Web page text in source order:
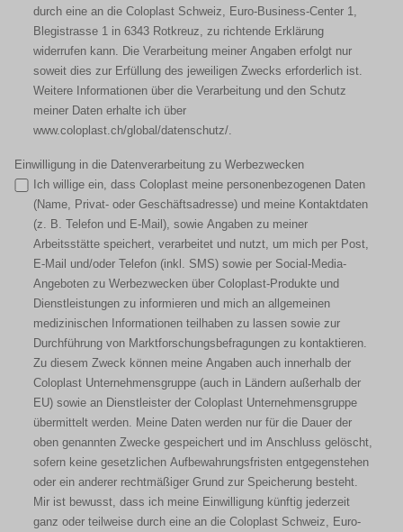
durch eine an die Coloplast Schweiz, Euro-Business-Center 1,
Blegistrasse 1 in 6343 Rotkreuz, zu richtende Erklärung
widerrufen kann. Die Verarbeitung meiner Angaben erfolgt nur
soweit dies zur Erfüllung des jeweiligen Zwecks erforderlich ist.
Weitere Informationen über die Verarbeitung und den Schutz
meiner Daten erhalte ich über
www.coloplast.ch/global/datenschutz/.
Einwilligung in die Datenverarbeitung zu Werbezwecken
Ich willige ein, dass Coloplast meine personenbezogenen Daten
(Name, Privat- oder Geschäftsadresse) und meine Kontaktdaten
(z. B. Telefon und E-Mail), sowie Angaben zu meiner
Arbeitsstätte speichert, verarbeitet und nutzt, um mich per Post,
E-Mail und/oder Telefon (inkl. SMS) sowie per Social-Media-
Angeboten zu Werbezwecken über Coloplast-Produkte und
Dienstleistungen zu informieren und mich an allgemeinen
medizinischen Informationen teilhaben zu lassen sowie zur
Durchführung von Marktforschungsbefragungen zu kontaktieren.
Zu diesem Zweck können meine Angaben auch innerhalb der
Coloplast Unternehmensgruppe (auch in Ländern außerhalb der
EU) sowie an Dienstleister der Coloplast Unternehmensgruppe
übermittelt werden. Meine Daten werden nur für die Dauer der
oben genannten Zwecke gespeichert und im Anschluss gelöscht,
sofern keine gesetzlichen Aufbewahrungsfristen entgegenstehen
oder ein anderer rechtmäßiger Grund zur Speicherung besteht.
Mir ist bewusst, dass ich meine Einwilligung künftig jederzeit
ganz oder teilweise durch eine an die Coloplast Schweiz, Euro-